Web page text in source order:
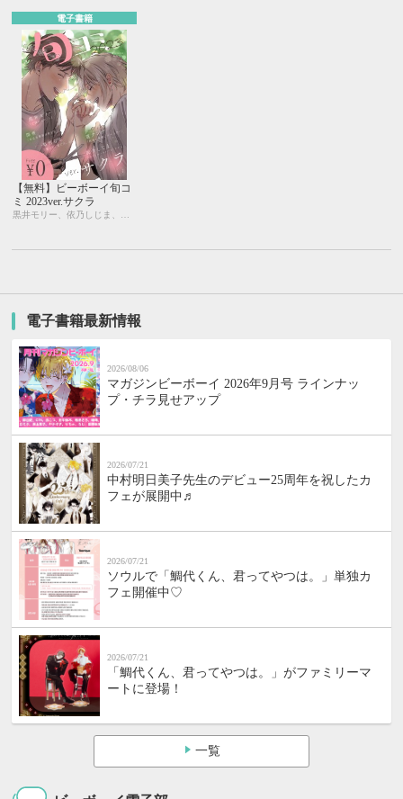
電子書籍
【無料】ビーボーイ旬コ
ミ 2023ver.サクラ
電子書籍最新情報
2026/08/06
マガジンビーボーイ 2026年9月号 ラインナッ
プ・チラ見せアップ
2026/07/21
中村明日美子先生のデビュー25周年を祝したカ
フェが展開中♬
2026/07/21
ソウルで「鯛代くん、君ってやつは。」単独カ
フェ開催中♡
2026/07/21
「鯛代くん、君ってやつは。」がファミリーマ
ートに登場！
一覧